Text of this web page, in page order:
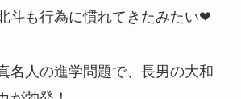
斗も行為に慣れてきたみたい❤
名人の進学問題で、長男の大和